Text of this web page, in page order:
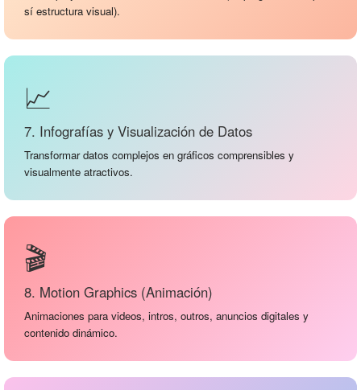
sí estructura visual).
📈
7. Infografías y Visualización de Datos
Transformar datos complejos en gráficos comprensibles y
visualmente atractivos.
🎬
8. Motion Graphics (Animación)
Animaciones para videos, intros, outros, anuncios digitales y
contenido dinámico.